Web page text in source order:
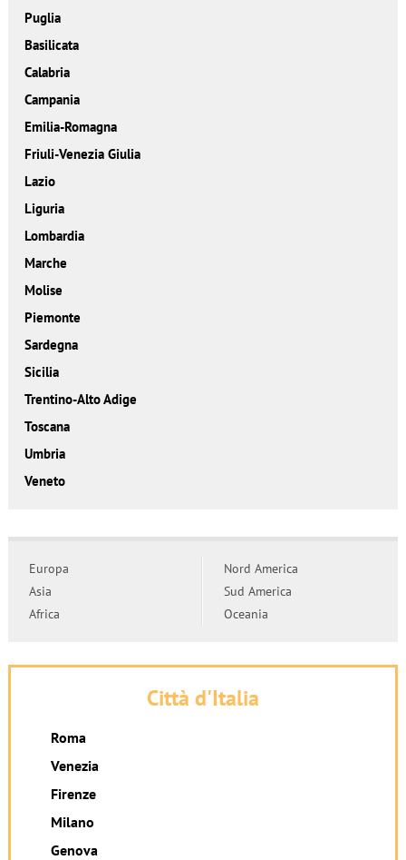
Puglia
Basilicata
Calabria
Campania
Emilia-Romagna
Friuli-Venezia Giulia
Lazio
Liguria
Lombardia
Marche
Molise
Piemonte
Sardegna
Sicilia
Trentino-Alto Adige
Toscana
Umbria
Veneto
Europa
Asia
Africa
Nord America
Sud America
Oceania
Città d'Italia
Roma
Venezia
Firenze
Milano
Genova